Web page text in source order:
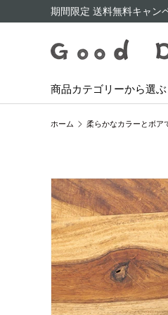
コンテンツへスキップ
期間限定 送料無料キャン
商品カテゴリーから選ぶ
ホーム
商品情報にスキップ
画像3をギャラリービュ